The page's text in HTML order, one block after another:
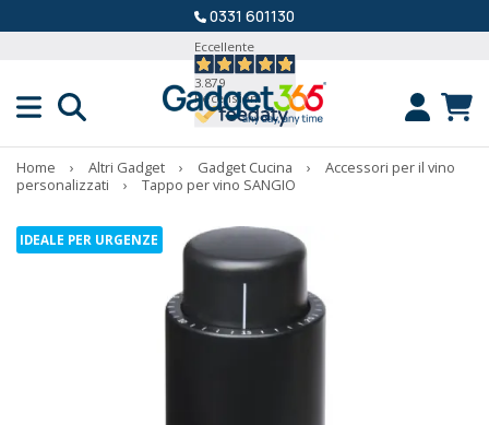
0331 601130
Eccellente
3.879
Recensioni
Home › Altri Gadget › Gadget Cucina ›
Accessori per il vino
personalizzati
› Tappo per vino SANGIO
IDEALE PER URGENZE